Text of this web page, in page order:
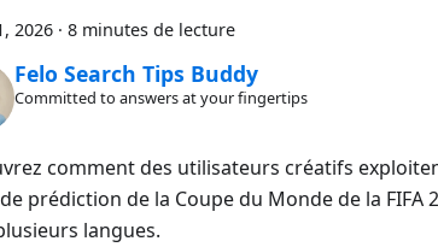
2026 · 8 minutes de lecture
Felo Search Tips Buddy
Committed to answers at your fingertips
comment des utilisateurs créatifs
prédiction de la Coupe du Monde de la FIFA
langues.